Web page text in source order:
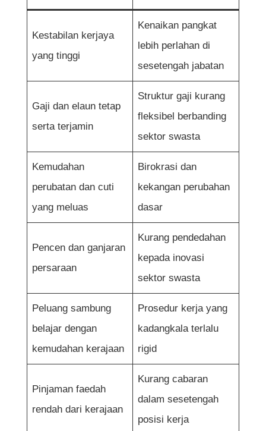
Kestabilan kerjaya
yang tinggi
Kenaikan pangkat
lebih perlahan di
sesetengah jabatan
Gaji dan elaun tetap
serta terjamin
Struktur gaji kurang
fleksibel berbanding
sektor swasta
Kemudahan
perubatan dan cuti
yang meluas
Birokrasi dan
kekangan perubahan
dasar
Pencen dan ganjaran
persaraan
Kurang pendedahan
kepada inovasi
sektor swasta
Peluang sambung
belajar dengan
kemudahan kerajaan
Prosedur kerja yang
kadangkala terlalu
rigid
Pinjaman faedah
rendah dari kerajaan
Kurang cabaran
dalam sesetengah
posisi kerja